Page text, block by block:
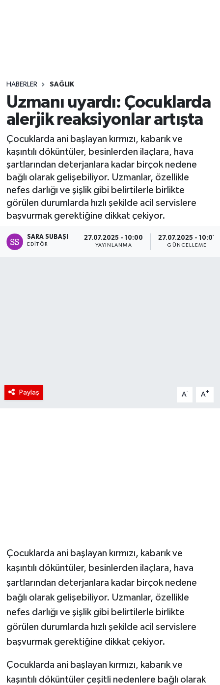
HABERLER SAĞLIK
Uzmanı uyardı: Çocuklarda
alerjik reaksiyonlar artışta
Çocuklarda ani başlayan kırmızı, kabarık ve
kaşıntılı döküntüler, besinlerden ilaçlara, hava
şartlarından deterjanlara kadar birçok nedene
bağlı olarak gelişebiliyor. Uzmanlar, özellikle
nefes darlığı ve şişlik gibi belirtilerle birlikte
görülen durumlarda hızlı şekilde acil servislere
başvurmak gerektiğine dikkat çekiyor.
SARA SUBAŞI
EDITÖR
27.07.2025 - 10:00
YAYINLANMA
27.07.2025 - 10:01
GÜNCELLEME
Paylaş A- A+
Çocuklarda ani başlayan kırmızı, kabarık ve
kaşıntılı döküntüler, besinlerden ilaçlara, hava
şartlarından deterjanlara kadar birçok nedene
bağlı olarak gelişebiliyor. Uzmanlar, özellikle
nefes darlığı ve şişlik gibi belirtilerle birlikte
görülen durumlarda hızlı şekilde acil servislere
başvurmak gerektiğine dikkat çekiyor.
Çocuklarda ani başlayan kırmızı, kabarık ve
kaşıntılı döküntüler çeşitli nedenlere bağlı olarak
Yaşam